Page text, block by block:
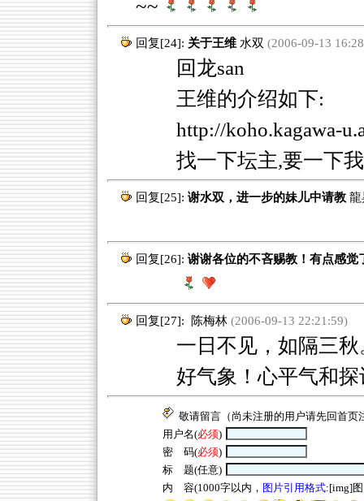
~~
回复[24]: 关于王维 水双 (2006-09-13
回龙san
王维的介绍如下:
http://koho.kagawa-
找一下坛主,要一下
回复[25]: 谢水双，进一步的妹儿中请教 龍
回复[26]: 谢谢各位的不吝赐教！有点感觉
回复[27]: 陈梅林(2006-09-13 22:21:59)
一日不见，如隔三秋
好气象！心平气和
敬请留言（尚未注册的用户请先回首页
用户名(必须)
密 码(必须)
标 题(任意)
内 容(1000字以内， 图片引用格式:[img]